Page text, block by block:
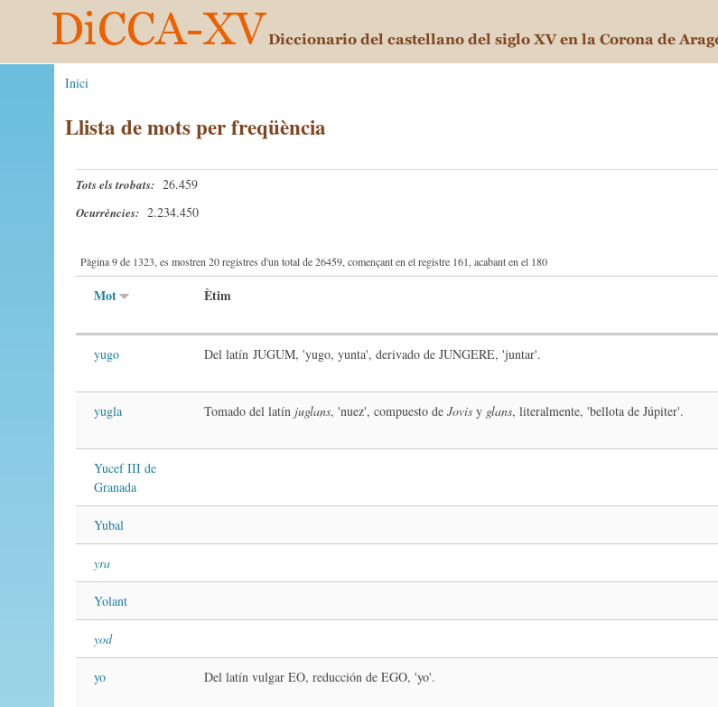
Inici
Llista de mots per freqüència
Tots els trobats: 26.459
Ocurrències: 2.234.450
Pàgina 9 de 1323, es mostren 20 registres d'un total de 26459, començant en el registre 161, acabant en el 180
Mot Ètim
yugo Del latín JUGUM, 'yugo, yunta', derivado de JUNGERE, 'juntar'.
yugla Tomado del latín juglans, 'nuez', compuesto de Jovis y glans, literalmente, 'bellota de Júpiter'.
Yucef III de
Granada
Yubal
yra
Yolant
yod
yo Del latín vulgar EO, reducción de EGO, 'yo'.